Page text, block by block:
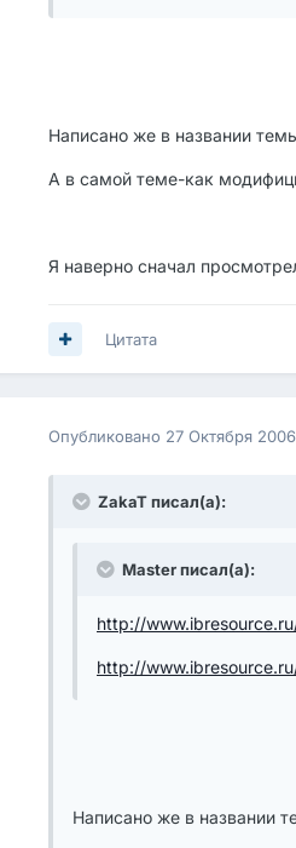
Написано же в названии
А в самой теме-как
Я наверно сначал
Цитата
Опубликовано 27 Октября 2006
ZakaT писал(а):
Master писал(а):
http://
http://
Написано же в названии